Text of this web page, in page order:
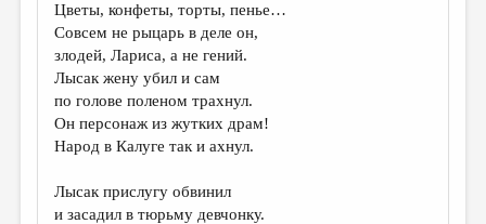
ОБЗОР ЛИТЕРАТУРЫ
СТРАНИЦЫ ПАМЯТИ
ОБЪЯВЛЕНИЯ
КОЛОНКА РЕДАКТОРА
ОТ РЕДАКЦИИ
Цветы, конфеты, торты, пенье…
Совсем не рыцарь в деле он,
злодей, Лариса, а не гений.
Лысак жену убил и сам
по голове поленом трахнул.
Он персонаж из жутких драм!
Народ в Калуге так и ахнул.
Лысак прислугу обвинил
и засадил в тюрьму девчонку.